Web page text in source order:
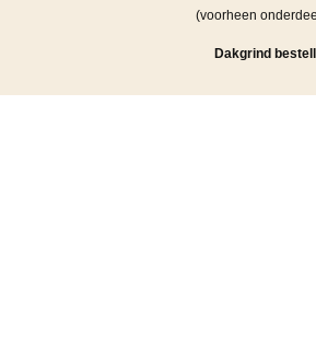
(voorheen
Dakgrind